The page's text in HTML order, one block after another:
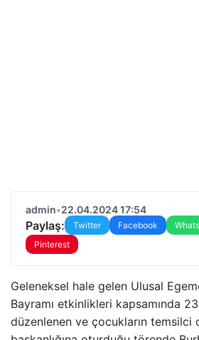
admin•22.04.2024 17:54
Paylaş: Twitter Facebook
Pinterest
Geleneksel hale gelen Ulusal
Bayramı etkinlikleri kapsamında
düzenlenen ve çocukların temsilci